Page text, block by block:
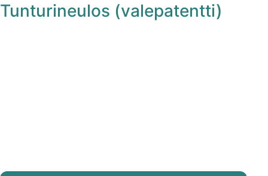
Tunturineulos (valepatentti)